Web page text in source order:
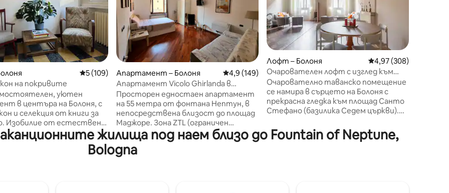
5, 198 отзива
Средна оценка: 5 от 5, 109 отзива
5 (109)
на покривите
уютен
в центъра на Болоня, с
и селекция от книги за
климатик, всекидневна/
телевизор и селекция
и фотокниги за вашето
Апартамент – Болоня Средна оценка: 4,9 от 5, 149 отзива
4,9 (149)
Апартамент Vicolo Ghirlanda в
центъра на града (2)
Просторен едностаен апартамент
на 55 метра от фонтана Нептун, в
непосредствена близост до площад
Маджоре. Зона ZTL (ограничен
трафик) Трети етаж без асансьор,
ние ви помагаме с куфарите при
настаняване и освобождаване по
предварителна уговорка в
Лофт – Болоня Средна оценка: 4,97
4,97 (308)
Очарователен лофт с изглед към
Седемте църкви
Очарователно таванско помещение
се намира в сърцето на Болоня с
прекрасна гледка към площад Санто
Стефано (базилика Седем църкви).
модерните и исторически мебели са
комбинирани в прекрасен ОТВОРЕН
жилища под наем близо до Fountain of Neptune,
Bologna